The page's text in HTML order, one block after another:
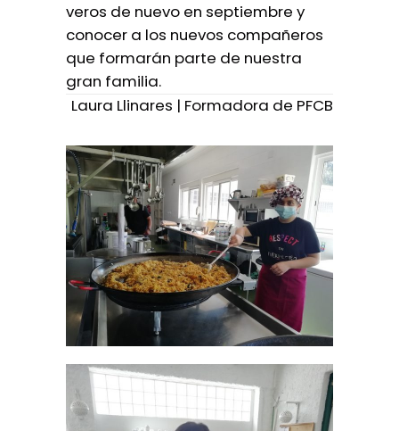
veros de nuevo en septiembre y
conocer a los nuevos compañeros
que formarán parte de nuestra
gran familia.
Laura Llinares | Formadora de PFCB